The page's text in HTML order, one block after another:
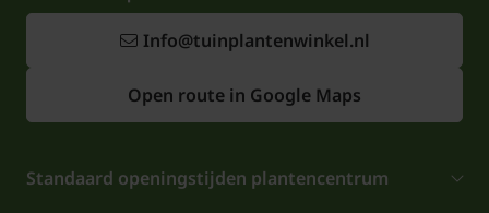
Info@tuinplantenwinkel.nl
Open route in Google Maps
Standaard openingstijden plantencentrum